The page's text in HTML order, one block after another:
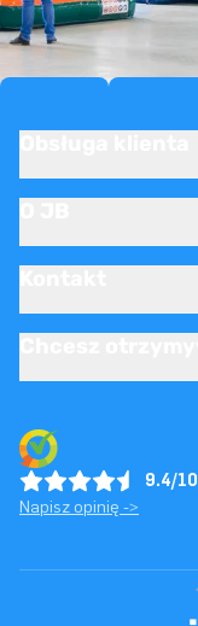
9.4/10
Napisz opinię ->